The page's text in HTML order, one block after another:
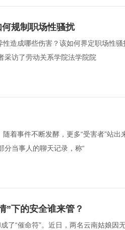
规制职场性骚扰
造成哪些伤害？该如何界定职场性骚
采访了劳动关系学院法学院院
着事件不断发酵，更多“受害者”站出
分当事人的聊天记录，称“
”下的安全谁来管？
了“催命符”。近日，两名云南姑娘因